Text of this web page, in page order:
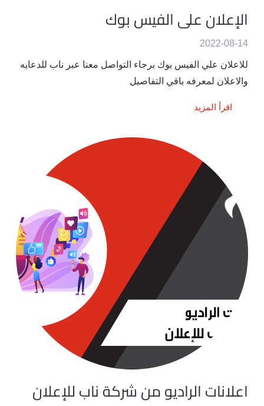
الإعلان على الفيس بوك
2022-08-14
للاعلان علي الفيس بوك برجاء التواصل معنا عبر ناب للدعايه
والاعلان لمعرفه باقي التفاصيل
اقرأ المزيد
اعلانات الراديو من شركة ناب للإعلان